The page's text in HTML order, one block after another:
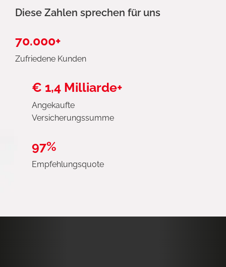
Diese Zahlen sprechen für uns
70.000+
Zufriedene Kunden
€ 1,4 Milliarde+
Angekaufte
Versicherungssumme
97%
Empfehlungsquote